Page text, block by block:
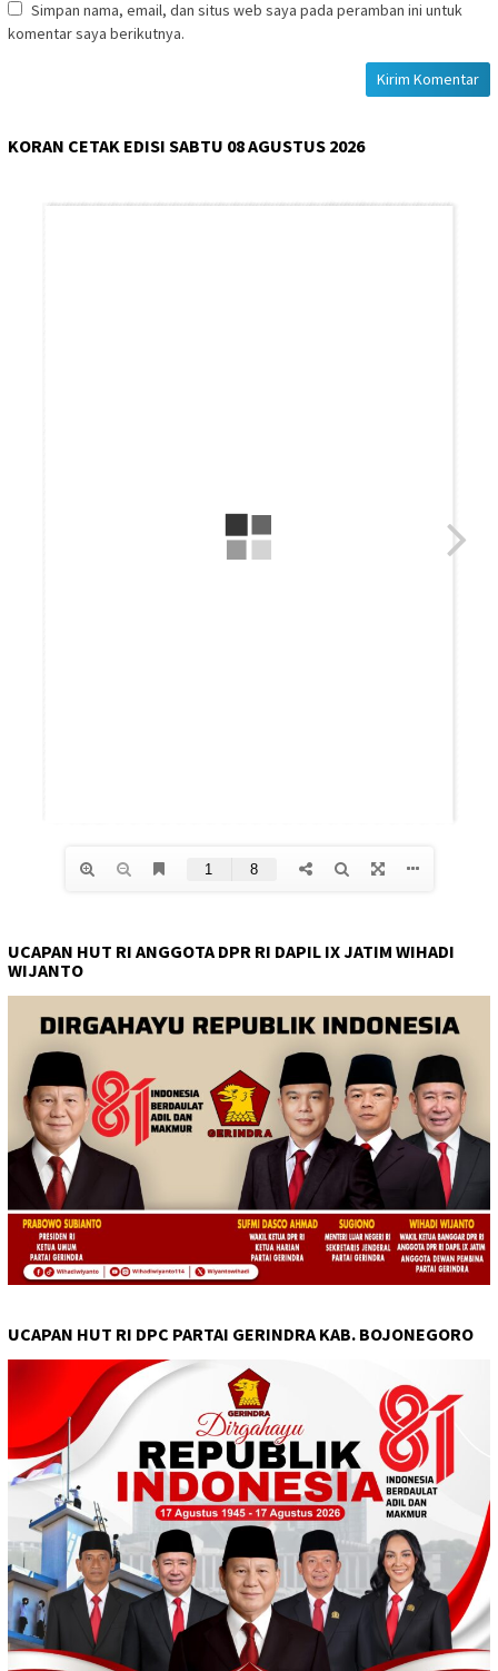
Simpan nama, email, dan situs web saya pada peramban ini untuk
komentar saya berikutnya.
KORAN CETAK EDISI SABTU 08 AGUSTUS 2026
UCAPAN HUT RI ANGGOTA DPR RI DAPIL IX JATIM WIHADI
WIJANTO
UCAPAN HUT RI DPC PARTAI GERINDRA KAB. BOJONEGORO